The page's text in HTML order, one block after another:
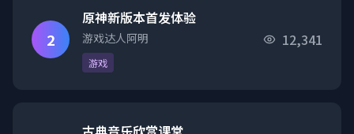
2
原神新版本首发体验
游戏达人阿明
游戏
12,341